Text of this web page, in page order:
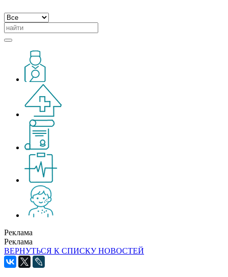
Реклама
Реклама
ВЕРНУТЬСЯ К СПИСКУ НОВОСТЕЙ